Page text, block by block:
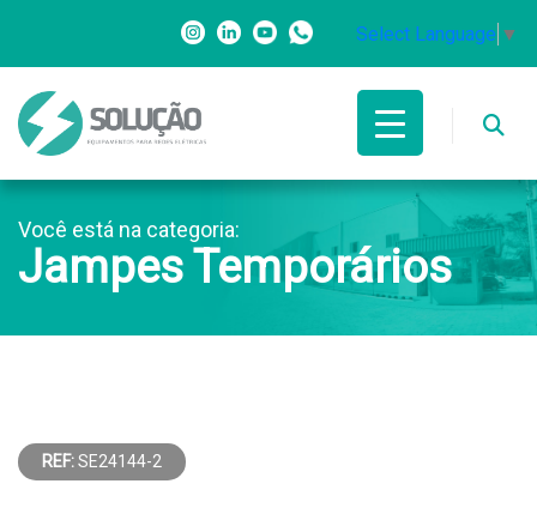
Select Language ▼
Você está na categoria:
Jampes Temporários
REF:SE24144-2